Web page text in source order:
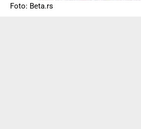
Foto: Beta.rs